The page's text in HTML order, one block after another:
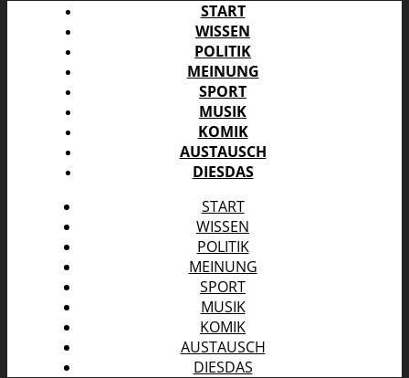
START
WISSEN
POLITIK
MEINUNG
SPORT
MUSIK
KOMIK
AUSTAUSCH
DIESDAS
START
WISSEN
POLITIK
MEINUNG
SPORT
MUSIK
KOMIK
AUSTAUSCH
DIESDAS